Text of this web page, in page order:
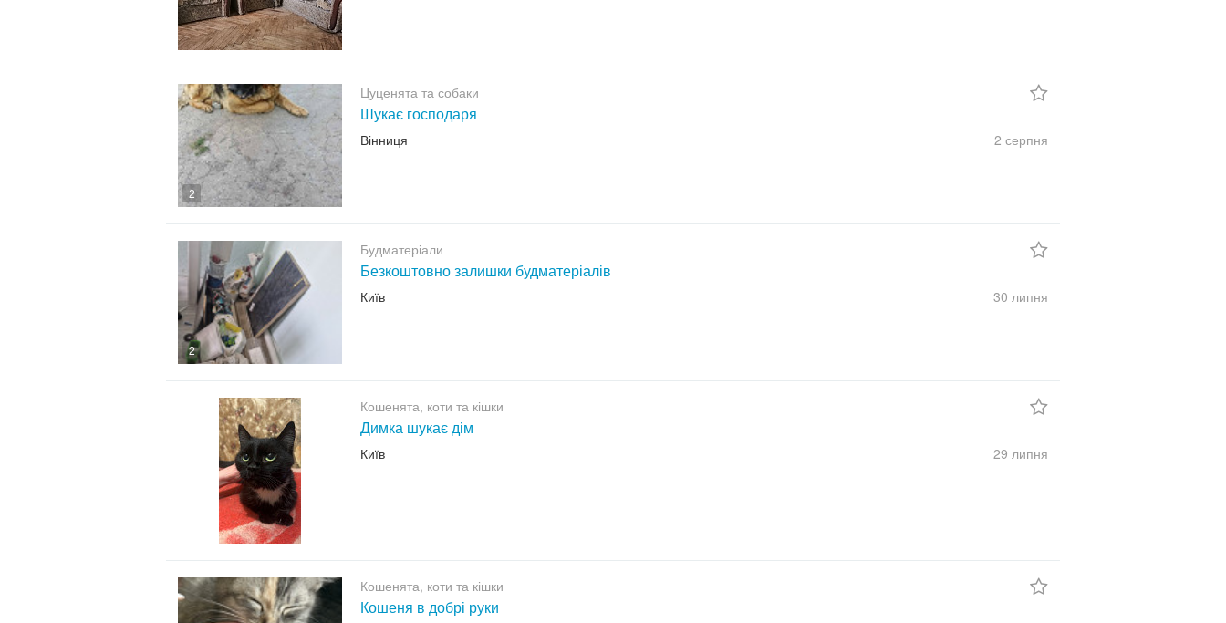
2
Цуценята та собаки
Шукає господаря
Вінниця 2 серпня
2
Будматеріали
Безкоштовно залишки будматеріалів
Київ 30 липня
Кошенята, коти та кішки
Димка шукає дім
Київ 29 липня
Кошенята, коти та кішки
Кошеня в добрі руки